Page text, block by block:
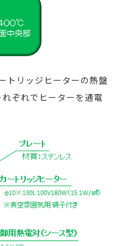
トリッジヒーターの熱盤
ぞれでヒーターを通電